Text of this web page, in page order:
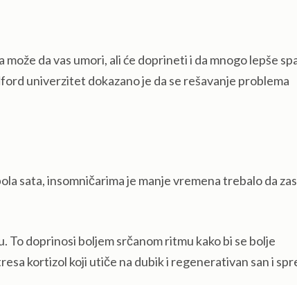
da vas umori, ali će doprineti i da mnogo lepše
univerzitet dokazano je da se rešavanje problema
sata, insomničarima je manje vremena trebalo da
To doprinosi boljem srčanom ritmu kako bi se bolje
kortizol koji utiče na dubik i regenerativan san i